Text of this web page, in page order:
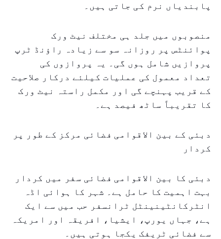
پابندیاں نرم کی جاتی ہیں۔
منصوبوں میں جلد ہی مختلف نیٹ ورک
پوائنٹس پر روزانہ سو سے زیادہ راؤنڈ ٹرپ
پروازیں شامل ہوں گی۔ یہ پروازوں کی
تعداد معمول کی عملیات کیلئے درکار صلاحیت
کے قریب پہنچے گی اور مکمل راستہ نیٹ ورک
کا تقریباً ساٹھ فیصد ہے۔
دبئی کے بین الاقوامی فضائی مرکز کے طور پر
کردار
دبئی کا بین الاقوامی فضائی سفر میں کردار
بہت اہمیت کا حامل ہے۔ شہر کا ہوائی اڈہ
انٹرکانٹینینٹل ٹرانسفر حب میں سے ایک
ہے، جہاں یورپ، ایشیا، افریقہ اور امریکہ
سے فضائی ٹریفک یکجا ہوتی ہیں۔